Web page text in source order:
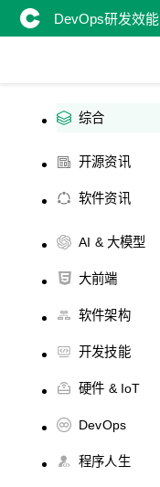
DevOps研发效能
综合
开源资讯
软件资讯
AI & 大模型
大前端
软件架构
开发技能
硬件 & IoT
DevOps
程序人生